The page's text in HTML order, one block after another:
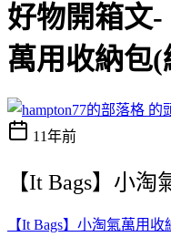
好物開箱文
萬用收納包
11年前
【It Bags】小
【It Bags】小淘氣萬用